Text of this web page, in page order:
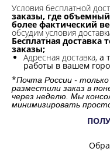
Условия бесплатной
заказы, где
более фактический
обсудим условия
Бесплатная доставка
заказы;
Адресная доставка, а
работы в вашем
*Почта России -
разместили заказ в
через неделю. Мы
минимизировать